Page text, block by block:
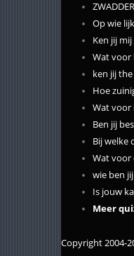
Op wie
Ken jij mij
Wat voor
ken jij
Hoe
Wat voor
Ben jij
Bij welke
Wat voor
wie ben
Is jouw
Meer
Copyright 2004-